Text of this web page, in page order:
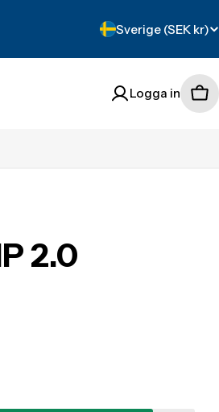
Translation
missing:
Sverige (SEK kr)
Logga in
2.0